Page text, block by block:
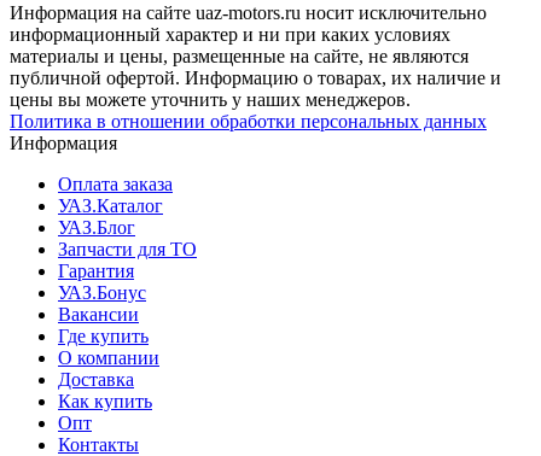
Информация на сайте uaz-motors.ru носит исключительно
информационный характер и ни при каких условиях
материалы и цены, размещенные на сайте, не являются
публичной офертой. Информацию о товарах, их наличие и
цены вы можете уточнить у наших менеджеров.
Политика в отношении обработки персональных данных
Информация
Оплата заказа
УАЗ.Каталог
УАЗ.Блог
Запчасти для ТО
Гарантия
УАЗ.Бонус
Вакансии
Где купить
О компании
Доставка
Как купить
Опт
Контакты